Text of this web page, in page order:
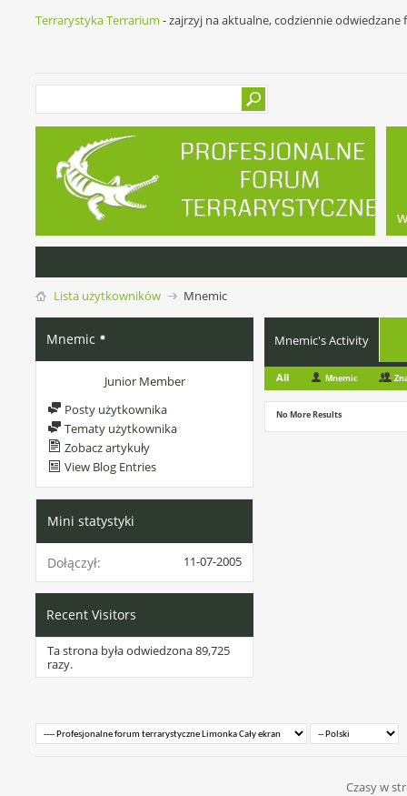
Terrarystyka Terrarium - zajrzyj na aktualne, codziennie
Lista użytkowników Mnemic
Mnemic
Junior Member
Posty użytkownika
Tematy użytkownika
Zobacz artykuły
View Blog Entries
Mini statystyki
Dołączył 11-07-2005
Recent Visitors
Ta strona była odwiedzona89,725
razy.
Mnemic's Activity
All Mnemic
No More Results
Czasy w